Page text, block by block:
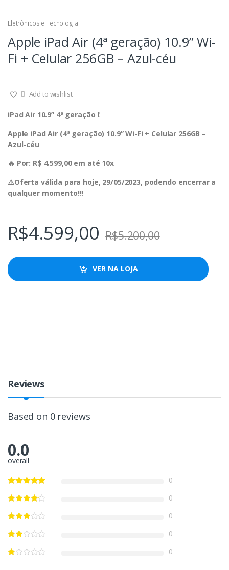
Eletrônicos e Tecnologia
Apple iPad Air (4ª geração) 10.9” Wi-
Fi + Celular 256GB – Azul-céu
Add to wishlist
iPad Air 10.9” 4ª geração ❗️
Apple iPad Air (4ª geração) 10.9” Wi-Fi + Celular 256GB –
Azul-céu
🔥 Por: R$ 4.599,00 em até 10x
⚠️Oferta válida para hoje, 29/05/2023, podendo encerrar a
qualquer momento!!!
R$4.599,00 R$5.200,00
VER NA LOJA
Reviews
Based on 0 reviews
0.0
overall
0
0
0
0
0